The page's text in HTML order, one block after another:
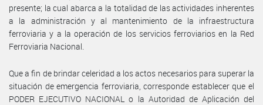
presente; la cual abarca a la totalidad de las actividades inherentes
a la administración y al mantenimiento de la infraestructura
ferroviaria y a la operación de los servicios ferroviarios en la Red
Ferroviaria Nacional.
Que a fin de brindar celeridad a los actos necesarios para superar la
situación de emergencia ferroviaria, corresponde establecer que el
PODER EJECUTIVO NACIONAL o la Autoridad de Aplicación del